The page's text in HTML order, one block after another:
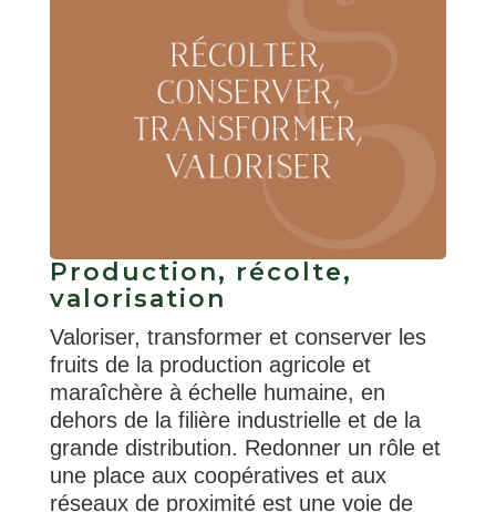
Production, récolte,
valorisation
Valoriser, transformer et conserver les
fruits de la production agricole et
maraîchère à échelle humaine, en
dehors de la filière industrielle et de la
grande distribution. Redonner un rôle et
une place aux coopératives et aux
réseaux de proximité est une voie de